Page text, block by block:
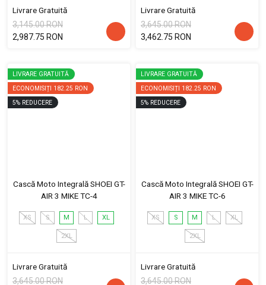
Livrare Gratuită
3,145.00 RON
2,987.75 RON
Livrare Gratuită
3,645.00 RON
3,462.75 RON
LIVRARE GRATUITĂ
ECONOMISIȚI 182.25 RON
5% REDUCERE
Cască Moto Integrală SHOEI GT-
AIR 3 MIKE TC-4
XS S M L XL
2XL
Livrare Gratuită
3,645.00 RON
LIVRARE GRATUITĂ
ECONOMISIȚI 182.25 RON
5% REDUCERE
Cască Moto Integrală SHOEI GT-
AIR 3 MIKE TC-6
XS S M L XL
2XL
Livrare Gratuită
3,645.00 RON